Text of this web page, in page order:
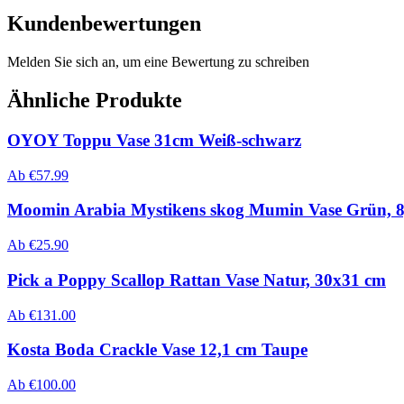
Kundenbewertungen
Melden Sie sich an, um eine Bewertung zu schreiben
Ähnliche Produkte
OYOY Toppu Vase 31cm Weiß-schwarz
Ab €57.99
Moomin Arabia Mystikens skog Mumin Vase Grün,
Ab €25.90
Pick a Poppy Scallop Rattan Vase Natur, 30x31 cm
Ab €131.00
Kosta Boda Crackle Vase 12,1 cm Taupe
Ab €100.00